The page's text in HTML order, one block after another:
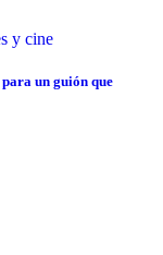
y cine
un guión que